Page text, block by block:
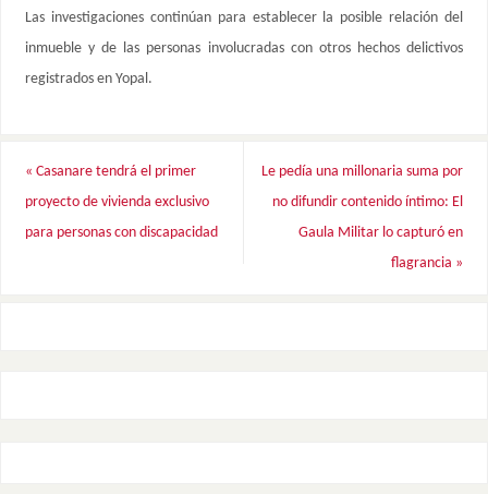
Las investigaciones continúan para establecer la posible relación del
inmueble y de las personas involucradas con otros hechos delictivos
registrados en Yopal.
« Casanare tendrá el primer
proyecto de vivienda exclusivo
para personas con discapacidad
Le pedía una millonaria suma por
no difundir contenido íntimo: El
Gaula Militar lo capturó en
flagrancia »